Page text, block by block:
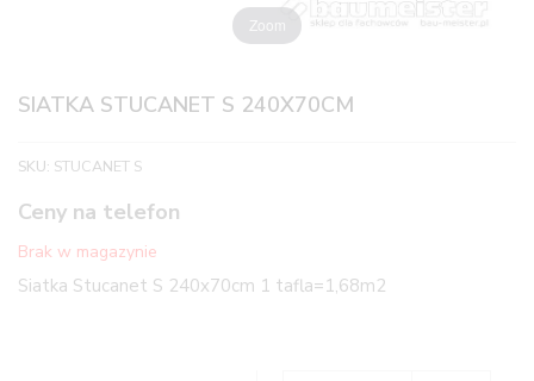
Zoom
SIATKA STUCANET S 240X70CM
SKU: STUCANET S
Ceny na telefon
Brak w magazynie
Siatka Stucanet S 240x70cm 1 tafla=1,68m2